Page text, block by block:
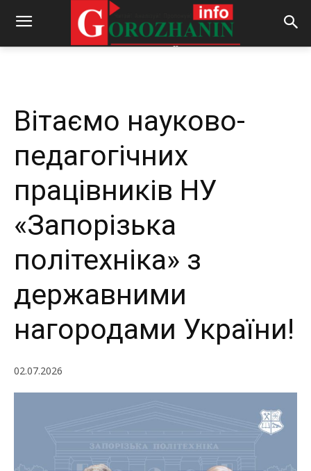
By REDACTOR - 02.07.2026 162
Вітаємо науково-
педагогічних
працівників НУ
«Запорізька
політехніка» з
державними
нагородами України!
02.07.2026